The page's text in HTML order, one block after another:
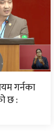
गर्नका
छ :